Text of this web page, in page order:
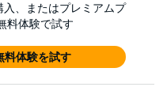
入、またはプレミアムプ
料体験で試す
料体験を試す